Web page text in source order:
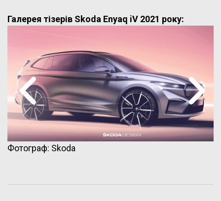
Галерея тізерів Skoda Enyaq iV 2021 року:
Фотограф: Skoda